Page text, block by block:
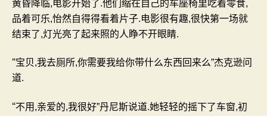
黄昏降临,电影开始了.他们缩在自己的车座椅里吃着零食,
品着可乐,怡然自得得看着片子.电影很有趣,很快第一场就
结束了,灯光亮了起来照的人睁不开眼睛.
“宝贝,我去厕所,你需要我给你带什么东西回来么”杰克逊问
道.
“不用 ,亲爱的,我很好”丹尼斯说道.她轻轻的摇下了车窗,初